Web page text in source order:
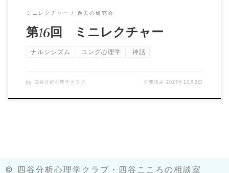
ミニレクチャー 過去の研究会
第16回 ミニレクチャー
ナルシシズム ユング心理学 神話
by 四谷分析心理学クラブ 公開済み 2025年10月2日
©︎ 四谷分析心理学クラブ・四谷こころの相談室